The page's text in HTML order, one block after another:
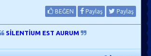
BEĞEN Paylaş Paylaş
SİLENTİUM EST AURUM